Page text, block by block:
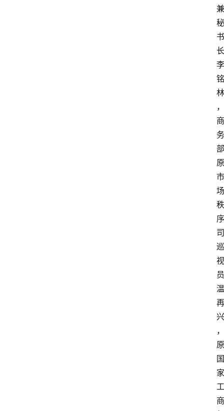
兼
秘
书
长
李
铭
林
，
商
务
部
原
市
场
秩
序
司
巡
视
员
温
再
兴
，
原
国
家
工
商